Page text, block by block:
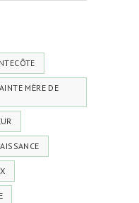
MÈRE DE